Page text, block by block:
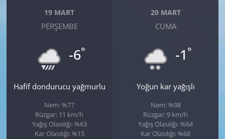
19 MART
PERŞEMBE
-6°
Hafif dondurucu yağmurlu
Nem: %77
Rüzgar: 11 km/h
Yağış Olasılığı: %63
Kar Olasılığı: %15
20 MART
CUMA
-1 °
Yoğun kar yağışlı
Nem: %98
Rüzgar: 9 km/h
Yağış Olasılığı: %64
Kar Olasılığı: %68